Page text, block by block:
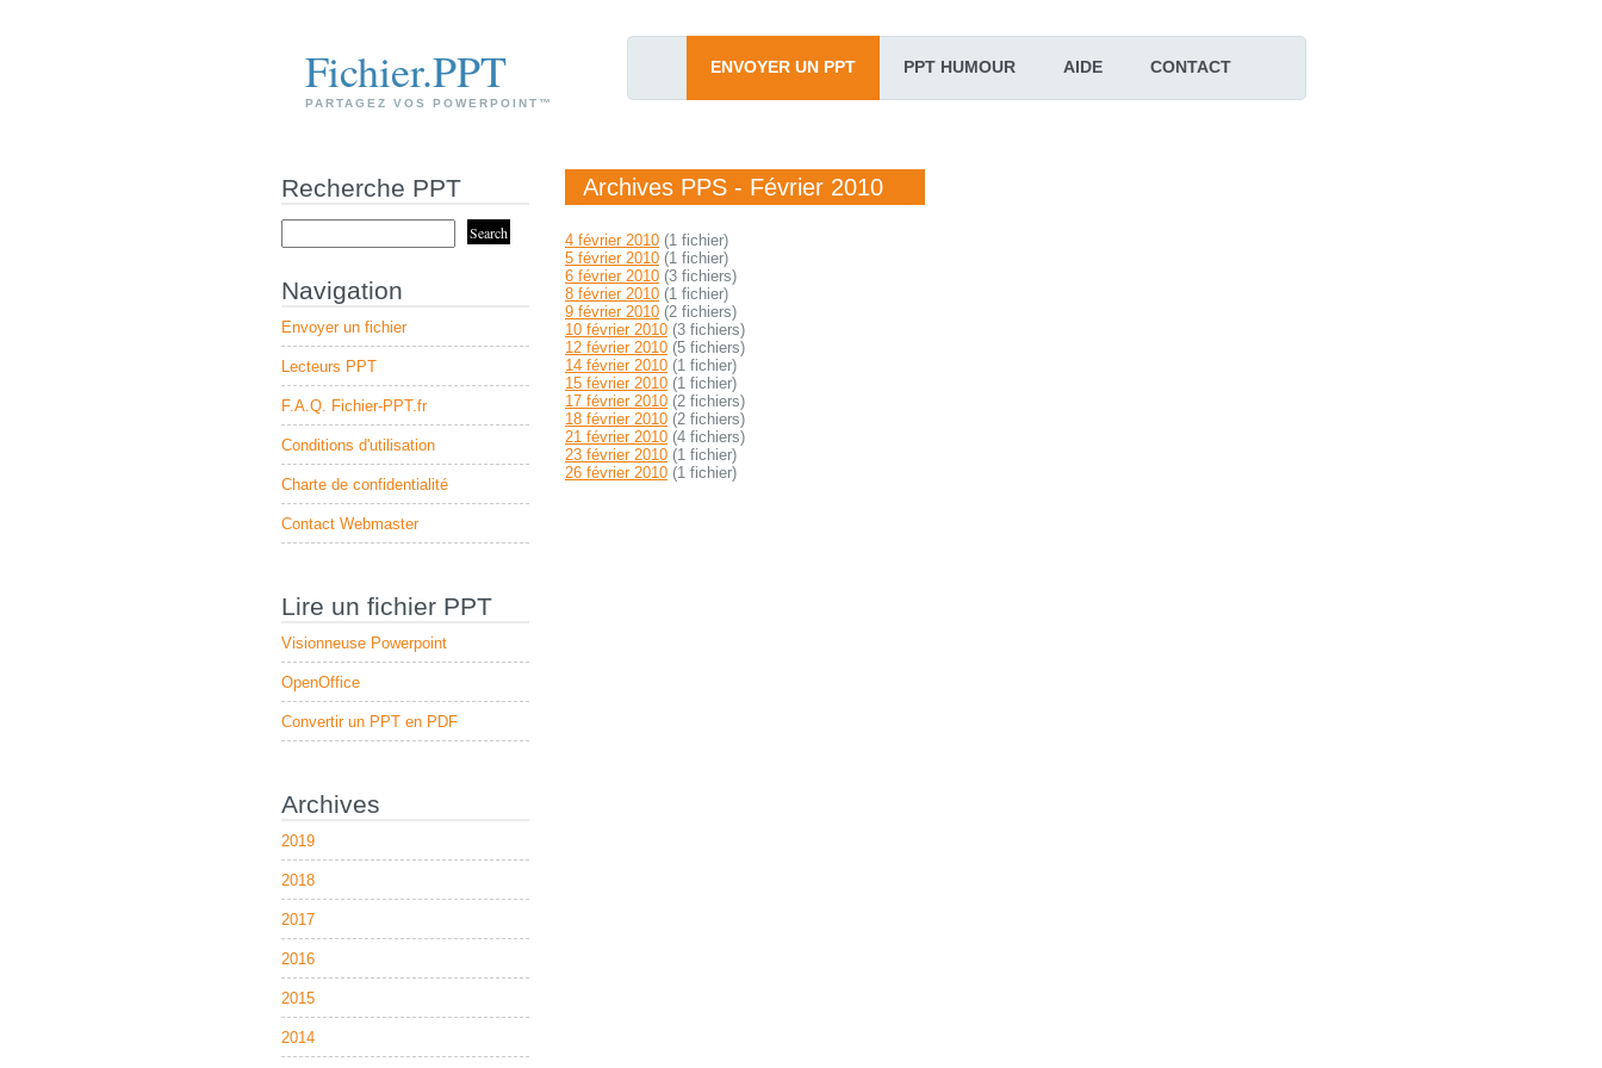
Fichier.PPT
PARTAGEZ VOS POWERPOINT™
ENVOYER UN PPT PPT HUMOUR AIDE CONTACT
Archives PPS - Février 2010
4 février 2010 (1 fichier)
5 février 2010 (1 fichier)
6 février 2010 (3 fichiers)
8 février 2010 (1 fichier)
9 février 2010 (2 fichiers)
10 février 2010 (3 fichiers)
12 février 2010 (5 fichiers)
14 février 2010 (1 fichier)
15 février 2010 (1 fichier)
17 février 2010 (2 fichiers)
18 février 2010 (2 fichiers)
21 février 2010 (4 fichiers)
23 février 2010 (1 fichier)
26 février 2010 (1 fichier)
Recherche PPT
Navigation
Envoyer un fichier
Lecteurs PPT
F.A.Q. Fichier-PPT.fr
Conditions d'utilisation
Charte de confidentialité
Contact Webmaster
Lire un fichier PPT
Visionneuse Powerpoint
OpenOffice
Convertir un PPT en PDF
Archives
2019
2018
2017
2016
2015
2014